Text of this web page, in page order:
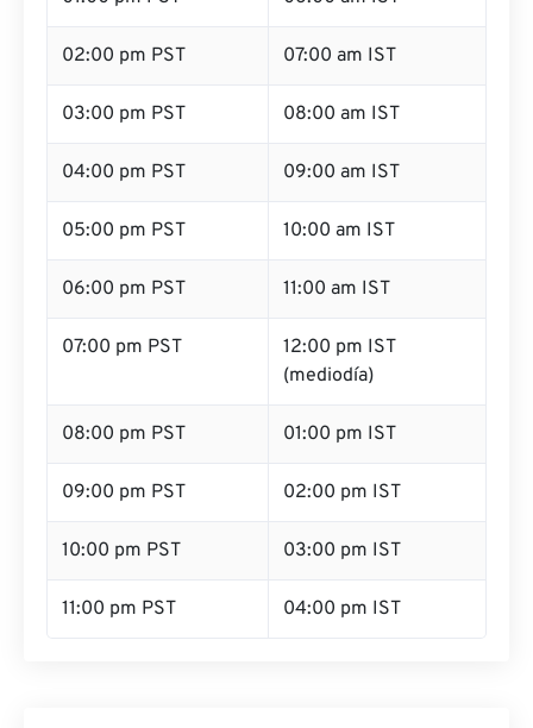
02:00 pm PST 07:00 am IST
03:00 pm PST 08:00 am IST
04:00 pm PST 09:00 am IST
05:00 pm PST 10:00 am IST
06:00 pm PST 11:00 am IST
07:00 pm PST
12:00 pm IST
(mediodía)
08:00 pm PST 01:00 pm IST
09:00 pm PST 02:00 pm IST
10:00 pm PST 03:00 pm IST
11:00 pm PST 04:00 pm IST